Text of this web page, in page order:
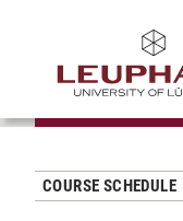
COURSE SCHEDULE